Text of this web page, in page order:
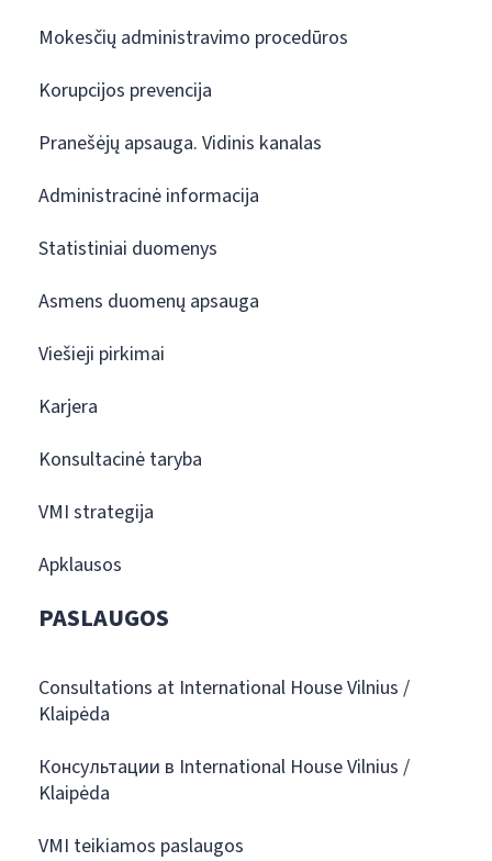
Mokesčių administravimo procedūros
Korupcijos prevencija
Pranešėjų apsauga. Vidinis kanalas
Administracinė informacija
Statistiniai duomenys
Asmens duomenų apsauga
Viešieji pirkimai
Karjera
Konsultacinė taryba
VMI strategija
Apklausos
PASLAUGOS
Consultations at International House Vilnius /
Klaipėda
Консультации в International House Vilnius /
Klaipėda
VMI teikiamos paslaugos